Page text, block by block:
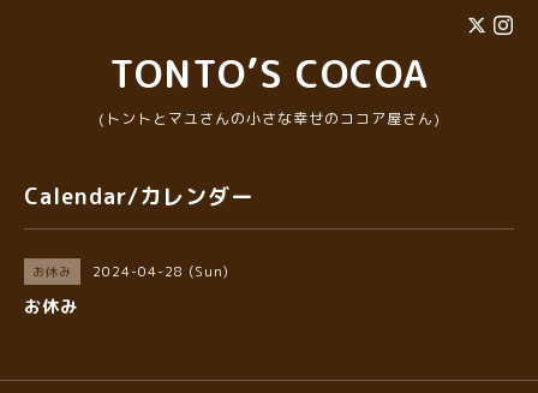
TONTO’S COCOA
(トントとマユさんの小さな幸せのココア屋さん)
Calendar/カレンダー
お休み 2024-04-28 (Sun)
お休み